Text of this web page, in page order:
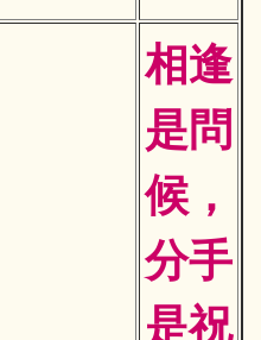
相逢
是問
候，
分手
是祝